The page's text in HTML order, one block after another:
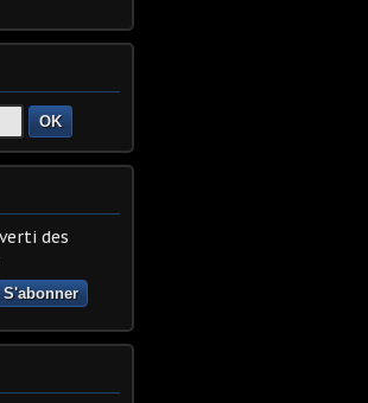
OK
des